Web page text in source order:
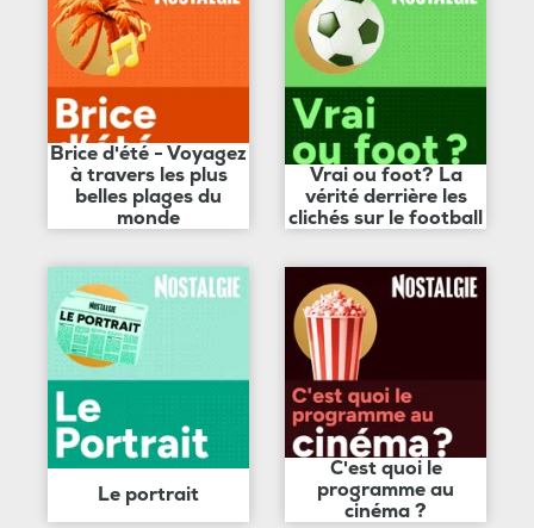
Brice d'été - Voyagez
à travers les plus
belles plages du
monde
Vrai ou foot? La
vérité derrière les
clichés sur le football
Le portrait
C'est quoi le
programme au
cinéma ?